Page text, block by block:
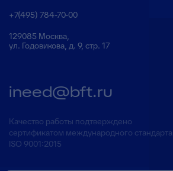
+7(495) 784-70-00
129085 Москва,
ул. Годовикова, д. 9, стр. 17
ineed@bft.ru
Качество работы подтверждено
сертификатом международного стандарта
ISO 9001:2015